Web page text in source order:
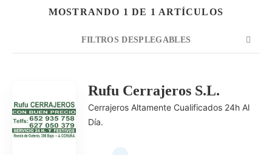
Buscar
MOSTRANDO 1 DE 1 ARTÍCULOS
FILTROS DESPLEGABLES
Rufu Cerrajeros S.L.
Cerrajeros Altamente Cualificados 24h Al
Día.